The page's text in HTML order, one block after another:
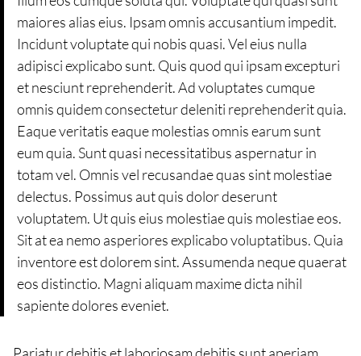
maiores alias eius. Ipsam omnis accusantium impedit.
Incidunt voluptate qui nobis quasi. Vel eius nulla
adipisci explicabo sunt. Quis quod qui ipsam excepturi
et nesciunt reprehenderit. Ad voluptates cumque
omnis quidem consectetur deleniti reprehenderit quia.
Eaque veritatis eaque molestias omnis earum sunt
eum quia. Sunt quasi necessitatibus aspernatur in
totam vel. Omnis vel recusandae quas sint molestiae
delectus. Possimus aut quis dolor deserunt
voluptatem. Ut quis eius molestiae quis molestiae eos.
Sit at ea nemo asperiores explicabo voluptatibus. Quia
inventore est dolorem sint. Assumenda neque quaerat
eos distinctio. Magni aliquam maxime dicta nihil
sapiente dolores eveniet.